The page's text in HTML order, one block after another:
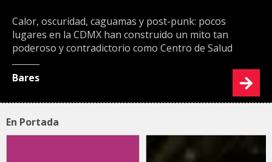
Calor, oscuridad, caguamas y post-punk: pocos
lugares en la CDMX han construido un mito tan
poderoso y contradictorio como Centro de Salud
Bares
En Portada